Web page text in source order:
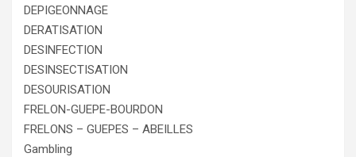
DEPIGEONNAGE
DERATISATION
DESINFECTION
DESINSECTISATION
DESOURISATION
FRELON-GUEPE-BOURDON
FRELONS – GUEPES – ABEILLES
Gambling